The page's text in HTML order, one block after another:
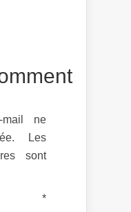
mail ne
Les
sont
*